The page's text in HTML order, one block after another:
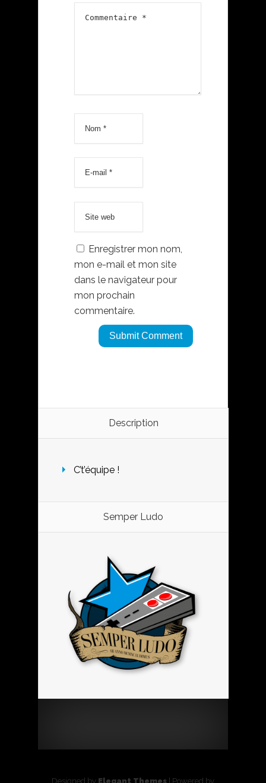
Enregistrer mon nom,
mon e-mail et mon site
dans le navigateur pour
mon prochain
commentaire.
Description
C’t’équipe !
Semper Ludo
Designed by Elegant Themes | Powered by